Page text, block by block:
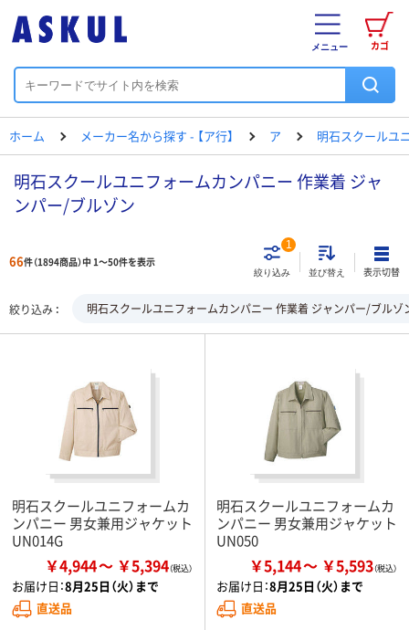
カゴ
メニュー
ホーム メーカー名から探す - 【ア行】 ア 明石スクールユ
明石スクールユニフォームカンパニー 作業着 ジャ
ンパー/ブルゾン
66件（1894商品）中 1～50件を表示
絞り込み
1
並び替え 表示切替
絞り込み 明石スクールユニフォームカンパニー 作業着 ジャンパー/ブルゾ
明石スクールユニフォームカ
ンパニー 男女兼用ジャケット
UN014G
￥4,944 ￥5,394
お届け日：8月25日（火）まで
直送品
明石スクールユニフォームカ
ンパニー 男女兼用ジャケット
UN050
￥5,144 ￥5,593
お届け日：8月25日（火）まで
直送品